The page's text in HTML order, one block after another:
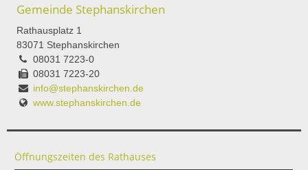
Gemeinde Stephanskirchen
Rathausplatz 1
83071 Stephanskirchen
08031 7223-0
08031 7223-20
info@stephanskirchen.de
www.stephanskirchen.de
Öffnungszeiten des Rathauses